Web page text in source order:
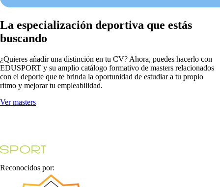
La especialización deportiva que estás
buscando
¿Quieres añadir una distinción en tu CV? Ahora, puedes hacerlo con
EDUSPORT y su amplio catálogo formativo de masters relacionados
con el deporte que te brinda la oportunidad de estudiar a tu propio
ritmo y mejorar tu empleabilidad.
Ver masters
Reconocidos por: